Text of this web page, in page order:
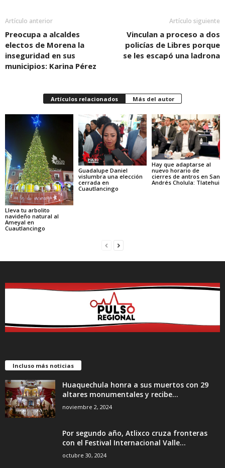
Artículo anterior
Preocupa a alcaldes
electos de Morena la
inseguridad en sus
municipios: Karina Pérez
Artículo siguiente
Vinculan a proceso a dos
policías de Libres porque
se les escapó una ladrona
Artículos relacionados Más del autor
Lleva tu arbolito
navideño natural al
Ameyal en
Cuautlancingo
Guadalupe Daniel
vislumbra una elección
cerrada en
Cuautlancingo
Hay que adaptarse al
nuevo horario de
cierres de antros en San
Andrés Cholula: Tlatehui
Incluso más noticias
Huaquechula honra a sus muertos con 29
altares monumentales y recibe...
noviembre 2, 2024
Por segundo año, Atlixco cruza fronteras
con el Festival Internacional Valle...
octubre 30, 2024